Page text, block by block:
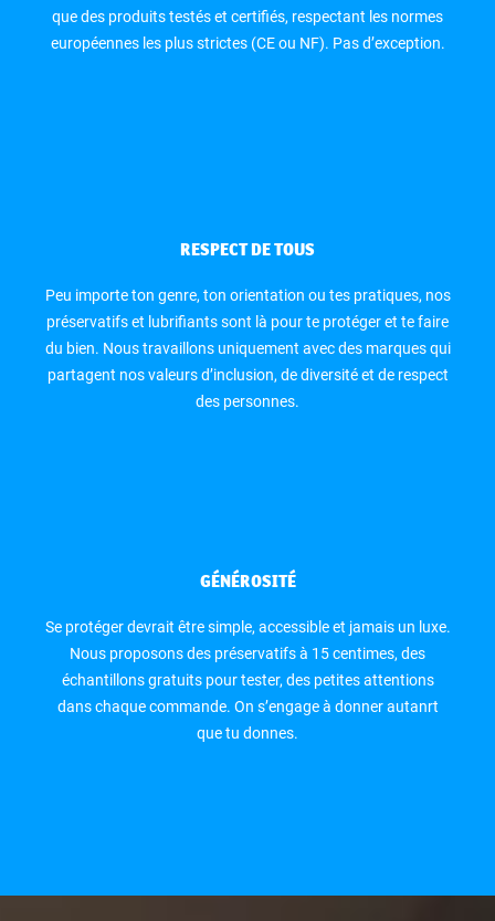
que des produits testés et certifiés, respectant les normes
européennes les plus strictes (CE ou NF). Pas d’exception.
RESPECT DE TOUS
Peu importe ton genre, ton orientation ou tes pratiques, nos
préservatifs et lubrifiants sont là pour te protéger et te faire
du bien. Nous travaillons uniquement avec des marques qui
partagent nos valeurs d’inclusion, de diversité et de respect
des personnes.
GÉNÉROSITÉ
Se protéger devrait être simple, accessible et jamais un luxe.
Nous proposons des préservatifs à 15 centimes, des
échantillons gratuits pour tester, des petites attentions
dans chaque commande. On s’engage à donner autanrt
que tu donnes.